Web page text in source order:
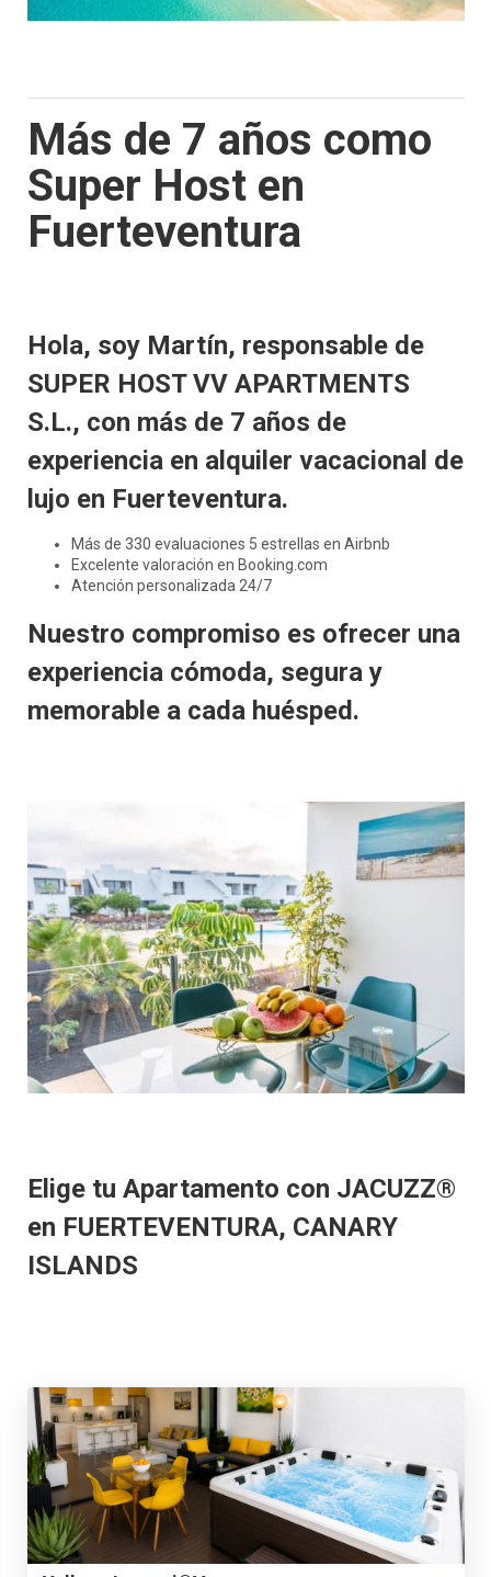
Más de 7 años como
Super Host en
Fuerteventura
Hola, soy Martín, responsable de
SUPER HOST VV APARTMENTS
S.L., con más de 7 años de
experiencia en alquiler vacacional de
lujo en Fuerteventura.
Más de 330 evaluaciones 5 estrellas en Airbnb
Excelente valoración en Booking.com
Atención personalizada 24/7
Nuestro compromiso es ofrecer una
experiencia cómoda, segura y
memorable a cada huésped.
Elige tu Apartamento con JACUZZ®
en FUERTEVENTURA, CANARY
ISLANDS